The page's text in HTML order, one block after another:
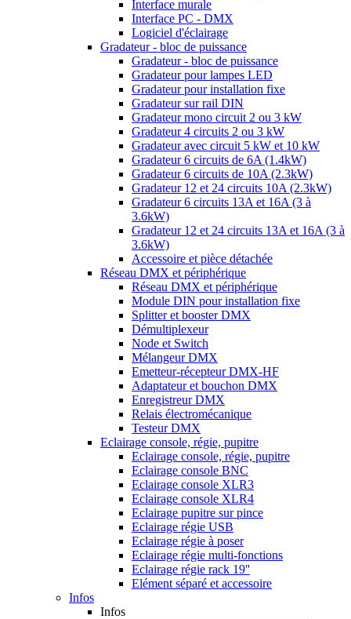
Interface murale
Interface PC - DMX
Logiciel d'éclairage
Gradateur - bloc de puissance
Gradateur - bloc de puissance
Gradateur pour lampes LED
Gradateur pour installation fixe
Gradateur sur rail DIN
Gradateur mono circuit 2 ou 3 kW
Gradateur 4 circuits 2 ou 3 kW
Gradateur avec circuit 5 kW et 10 kW
Gradateur 6 circuits de 6A (1.4kW)
Gradateur 6 circuits de 10A (2.3kW)
Gradateur 12 et 24 circuits 10A (2.3kW)
Gradateur 6 circuits 13A et 16A (3 à
3.6kW)
Gradateur 12 et 24 circuits 13A et 16A (3 à
3.6kW)
Accessoire et pièce détachée
Réseau DMX et périphérique
Réseau DMX et périphérique
Module DIN pour installation fixe
Splitter et booster DMX
Démultiplexeur
Node et Switch
Mélangeur DMX
Emetteur-récepteur DMX-HF
Adaptateur et bouchon DMX
Enregistreur DMX
Relais électromécanique
Testeur DMX
Eclairage console, régie, pupitre
Eclairage console, régie, pupitre
Eclairage console BNC
Eclairage console XLR3
Eclairage console XLR4
Eclairage pupitre sur pince
Eclairage régie USB
Eclairage régie à poser
Eclairage régie multi-fonctions
Eclairage régie rack 19''
Elément séparé et accessoire
Infos
Infos